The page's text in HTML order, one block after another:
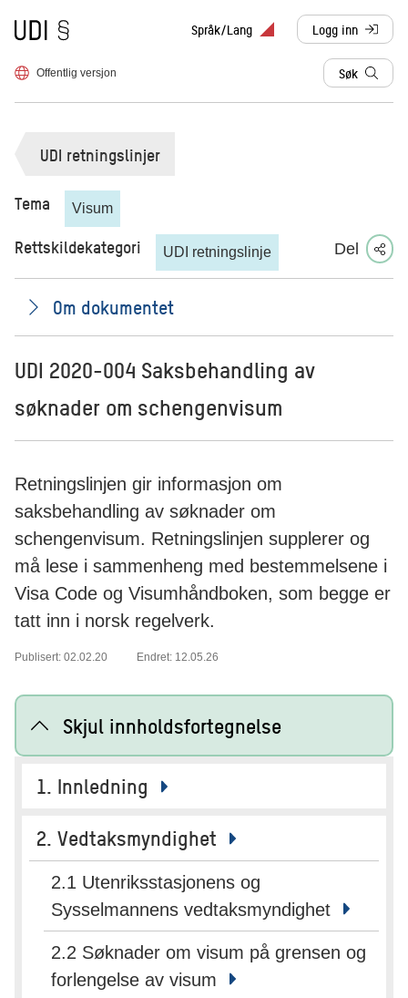
Til forsiden Språk/Lang Logg inn
, sendes til
Offentlig versjon Søk
UDI retningslinjer
Tema Visum
Rettskildekategori UDI retningslinje Del
Om dokumentet
UDI 2020-004 Saksbehandling av
søknader om schengenvisum
Retningslinjen gir informasjon om
saksbehandling av søknader om
schengenvisum. Retningslinjen supplerer og
må lese i sammenheng med bestemmelsene i
Visa Code og Visumhåndboken, som begge er
tatt inn i norsk regelverk.
Publisert: 02.02.20 Endret: 12.05.26
Skjul innholdsfortegnelse
1. Innledning
2. Vedtaksmyndighet
2.1 Utenriksstasjonens og
Sysselmannens vedtaksmyndighet
2.2 Søknader om visum på grensen og
forlengelse av visum